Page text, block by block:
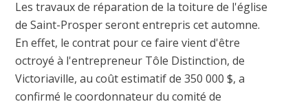
Les travaux de réparation de la toiture de l'église
de Saint-Prosper seront entrepris cet automne.
En effet, le contrat pour ce faire vient d'être
octroyé à l'entrepreneur Tôle Distinction, de
Victoriaville, au coût estimatif de 350 000 $, a
confirmé le coordonnateur du comité de